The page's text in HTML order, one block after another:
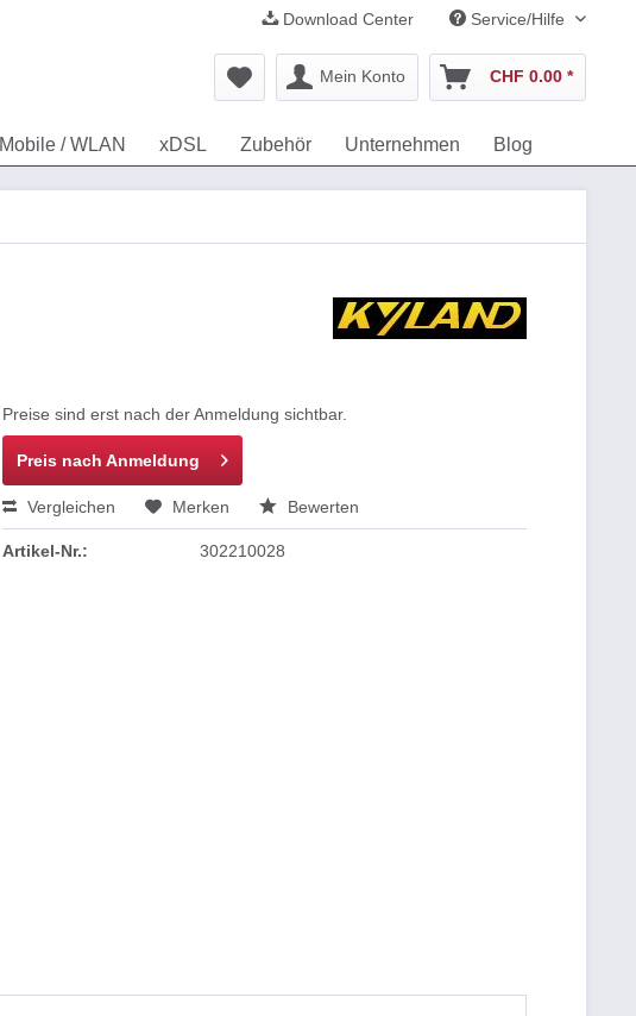
Download Center Service/Hilfe
Mein Konto CHF 0.00 *
Mobile / WLAN xDSL Zubehör Unternehmen Blog
Preise sind erst nach der Anmeldung sichtbar.
Preis nach Anmeldung
Vergleichen Merken Bewerten
Artikel-Nr.: 302210028